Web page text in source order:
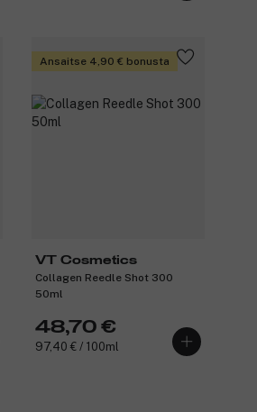
Ansaitse 4,90 € bonusta
VT Cosmetics
Collagen Reedle Shot 300
50ml
48,70 €
97,40 € / 100ml